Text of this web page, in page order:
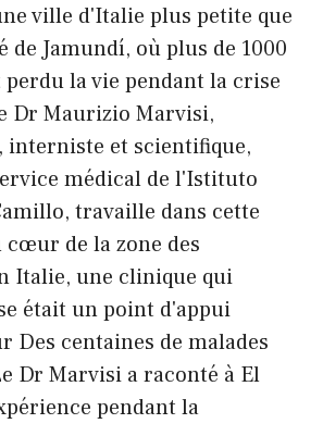
ville d'Italie plus petite que
Jamundí, où plus de 1000
la vie pendant la crise
Dr Maurizio Marvisi,
interniste et scientifique,
médical de l'Istituto
travaille dans cette
de la zone des
Italie, une clinique qui
était un point d'appui
Des centaines de malades
Dr Marvisi a raconté à El
pendant la